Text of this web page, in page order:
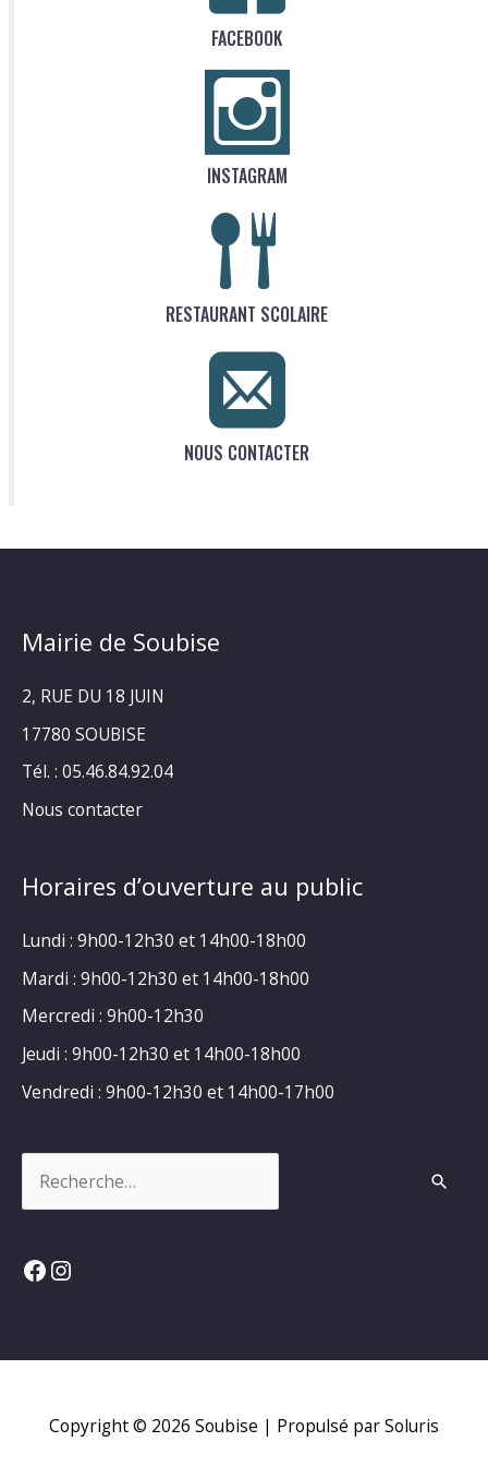
FACEBOOK
INSTAGRAM
RESTAURANT SCOLAIRE
NOUS CONTACTER
Mairie de Soubise
2, RUE DU 18 JUIN
17780 SOUBISE
Tél. : 05.46.84.92.04
Nous contacter
Horaires d’ouverture au public
Lundi : 9h00-12h30 et 14h00-18h00
Mardi : 9h00-12h30 et 14h00-18h00
Mercredi : 9h00-12h30
Jeudi : 9h00-12h30 et 14h00-18h00
Vendredi : 9h00-12h30 et 14h00-17h00
Facebook
Instagram
Copyright © 2026 Soubise | Propulsé par Soluris